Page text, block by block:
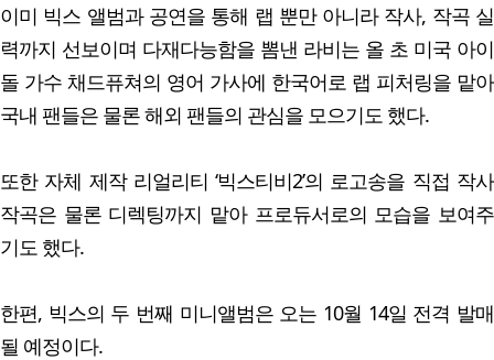
이미 빅스 앨범과 공연을 통해 랩 뿐만 아니라 작사, 작곡 실
력까지 선보이며 다재다능함을 뽐낸 라비는 올 초 미국 아이
돌 가수 채드퓨쳐의 영어 가사에 한국어로 랩 피처링을 맡아
국내 팬들은 물론 해외 팬들의 관심을 모으기도 했다.
또한 자체 제작 리얼리티 ‘빅스티비2’의 로고송을 직접 작사
작곡은 물론 디렉팅까지 맡아 프로듀서로의 모습을 보여주
기도 했다.
한편, 빅스의 두 번째 미니앨범은 오는 10월 14일 전격 발매
될 예정이다.